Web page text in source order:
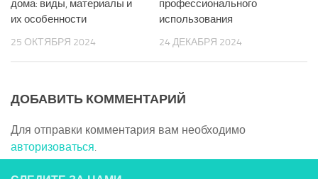
дома: виды, материалы и
их особенности
25 ОКТЯБРЯ 2024
профессионального
использования
24 ДЕКАБРЯ 2024
ДОБАВИТЬ КОММЕНТАРИЙ
Для отправки комментария вам необходимо
авторизоваться.